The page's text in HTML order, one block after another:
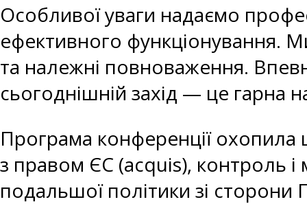
Особливої уваги надаємо
ефективного функціонування.
та належні повноваження.
сьогоднішній захід — це гарна
Програма конференції
з правом ЄС (acquis), контроль і
подальшої політики зі сторони